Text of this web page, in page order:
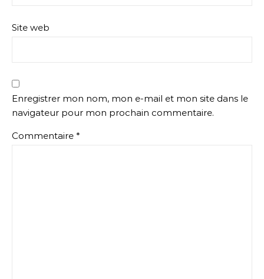
Site web
Enregistrer mon nom, mon e-mail et mon site dans le
navigateur pour mon prochain commentaire.
Commentaire *